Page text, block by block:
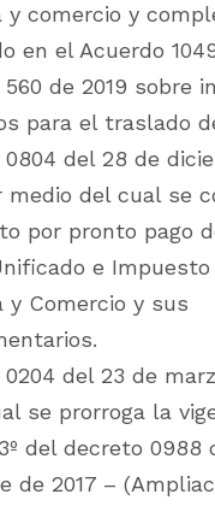
y comercio y
en el Acuerdo
de 2019 sobre
para el traslado
0804 del 28 de
medio del cual se
por pronto pago
e Impuesto
y Comercio y sus
del 23 de
se prorroga la
del decreto 0988
de 2017 –